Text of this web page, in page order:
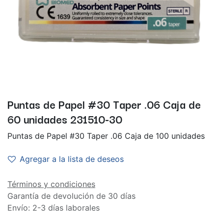
Puntas de Papel #30 Taper .06 Caja de
60 unidades 231510-30
Puntas de Papel #30 Taper .06 Caja de 100 unidades
Agregar a la lista de deseos
Términos y condiciones
Garantía de devolución de 30 días
Envío: 2-3 días laborales